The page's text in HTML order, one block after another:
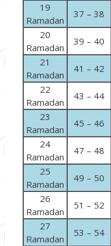
19
Ramadan
37 – 38
20
Ramadan
39 – 40
21
Ramadan
41 – 42
22
Ramadan
43 – 44
23
Ramadan
45 – 46
24
Ramadan
47 – 48
25
Ramadan
49 – 50
26
Ramadan
51 – 52
27
Ramadan
53 – 54